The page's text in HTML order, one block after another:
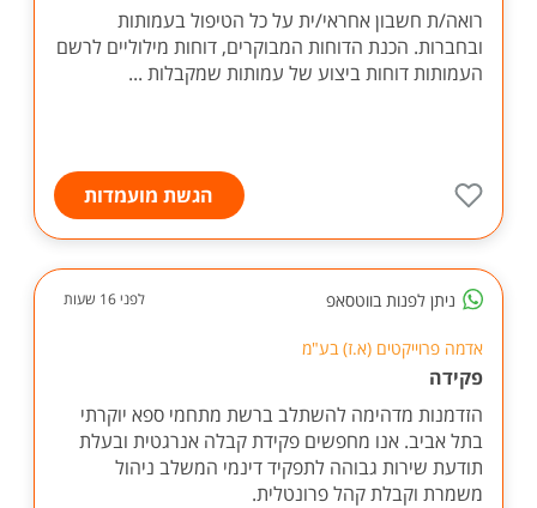
רואה/ת חשבון אחראי/ית על כל הטיפול בעמותות
ובחברות. הכנת הדוחות המבוקרים, דוחות מילוליים לרשם
העמותות דוחות ביצוע של עמותות שמקבלות ...
הגשת מועמדות
ניתן לפנות בווטסאפ לפני 16 שעות
אדמה פרוייקטים (א.ז) בע"מ
פקידה
הזדמנות מדהימה להשתלב ברשת מתחמי ספא יוקרתי
בתל אביב. אנו מחפשים פקידת קבלה אנרגטית ובעלת
תודעת שירות גבוהה לתפקיד דינמי המשלב ניהול
משמרת וקבלת קהל פרונטלית.